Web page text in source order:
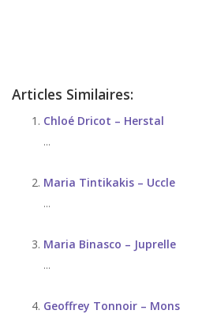
Articles Similaires:
Chloé Dricot – Herstal
...
Maria Tintikakis – Uccle
...
Maria Binasco – Juprelle
...
Geoffrey Tonnoir – Mons